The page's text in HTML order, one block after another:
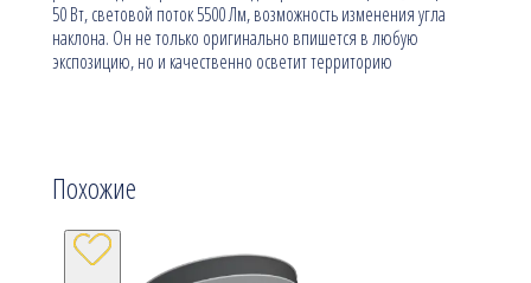
50 Вт, световой поток 5500 Лм, возможность изменения угла
наклона. Он не только оригинально впишется в любую
экспозицию, но и качественно осветит территорию
Похожие